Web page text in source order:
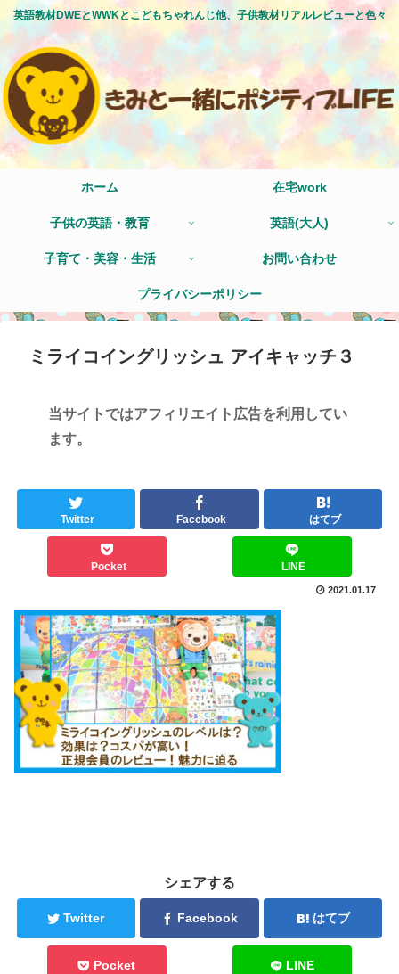
英語教材DWEとWWKとこどもちゃれんじ他、子供教材リアルレビューと色々
ホーム 在宅work
子供の英語・教育 英語(大人)
子育て・美容・生活 お問い合わせ
プライバシーポリシー
ミライコイングリッシュ アイキャッチ３
当サイトではアフィリエイト広告を利用してい
ます。
Twitter Facebook はてブ
Pocket LINE
2021.01.17
シェアする
Twitter Facebook はてブ
Pocket LINE